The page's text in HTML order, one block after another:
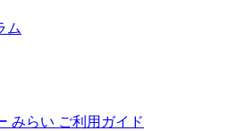
ム
みらい ご利用ガイド